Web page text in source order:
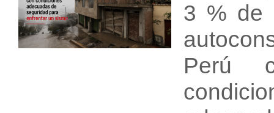
3 % de
Perú